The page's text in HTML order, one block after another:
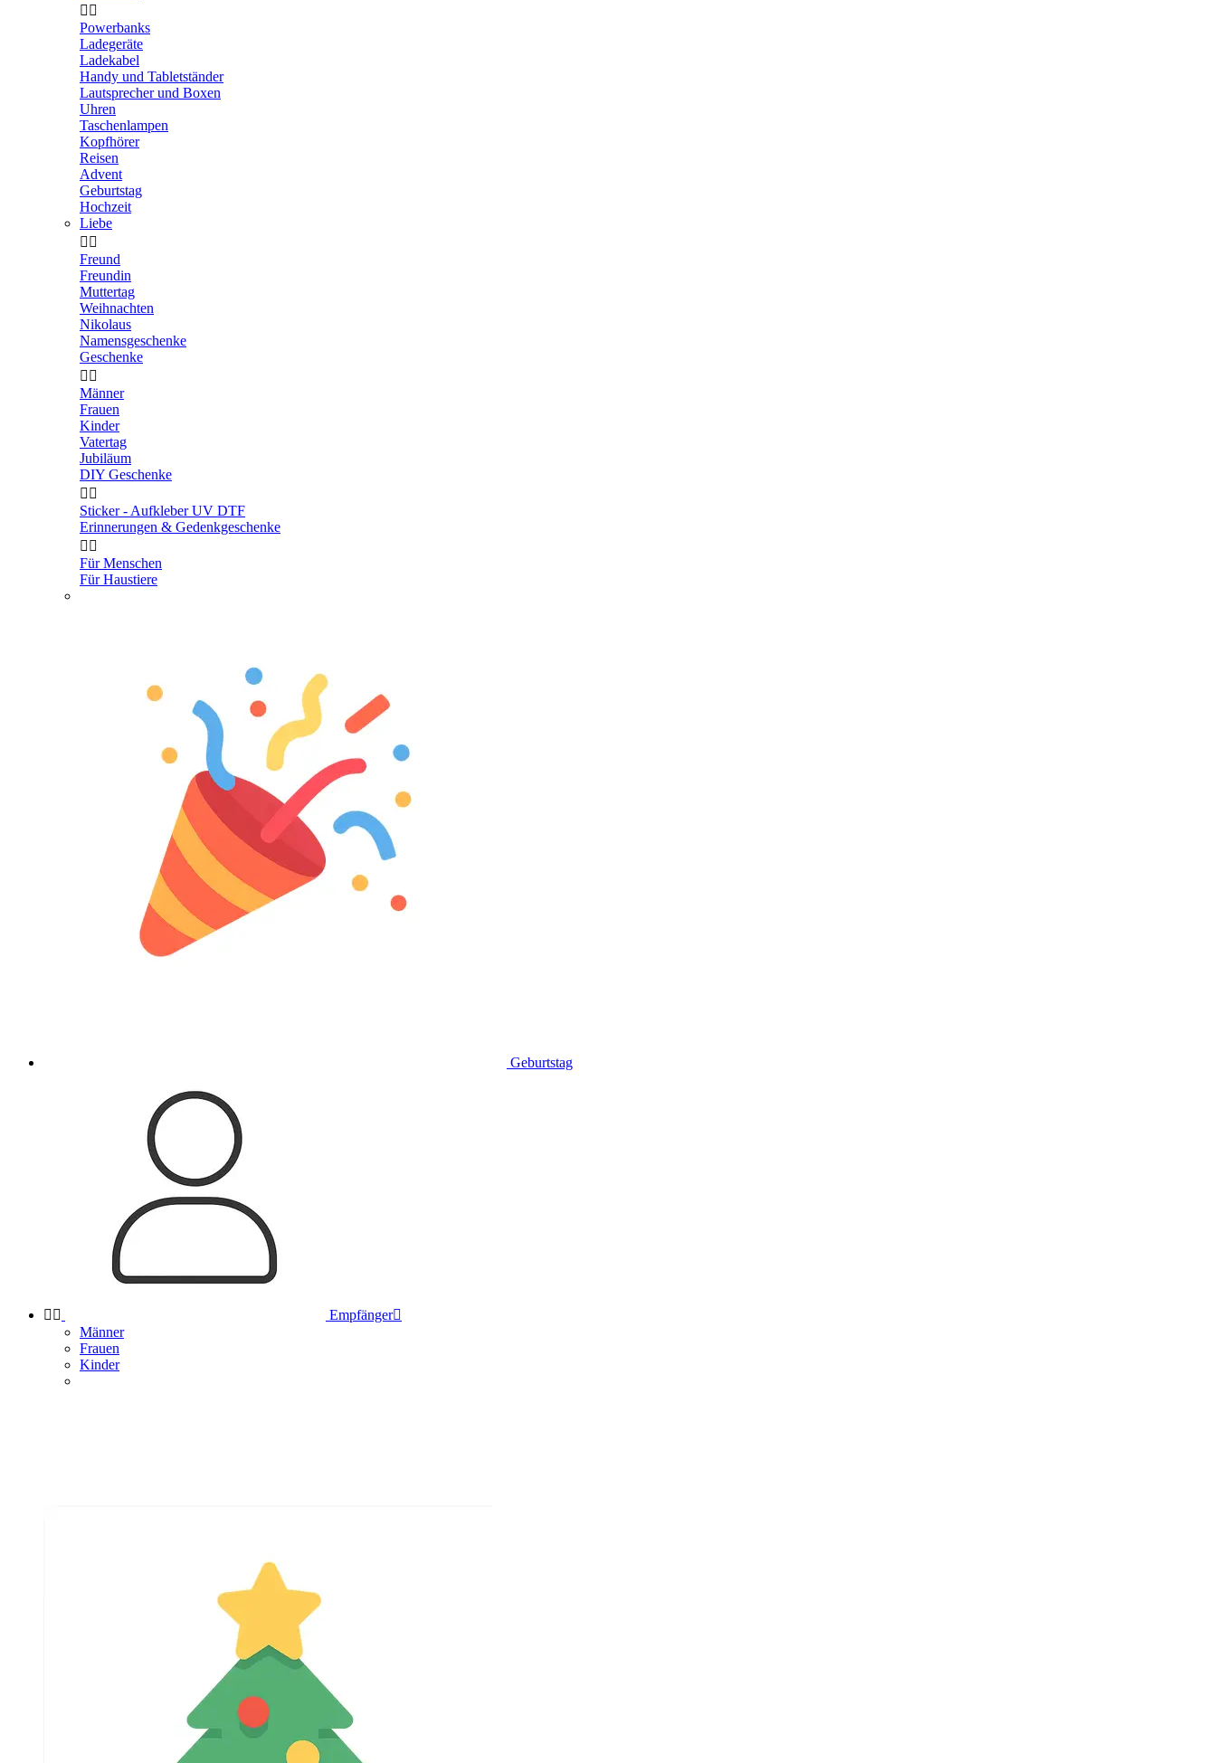
 
Powerbanks
Ladegeräte
Ladekabel
Handy und Tabletständer
Lautsprecher und Boxen
Uhren
Taschenlampen
Kopfhörer
Reisen
Advent
Geburtstag
Hochzeit
Liebe
 
Freund
Freundin
Muttertag
Weihnachten
Nikolaus
Namensgeschenke
Geschenke
 
Männer
Frauen
Kinder
Vatertag
Jubiläum
DIY Geschenke
 
Sticker - Aufkleber UV DTF
Erinnerungen & Gedenkgeschenke
 
Für Menschen
Für Haustiere
Geburtstag
  Empfänger
Männer
Frauen
Kinder